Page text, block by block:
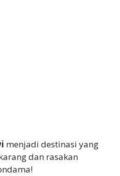
menjadi destinasi yang
dan rasakan